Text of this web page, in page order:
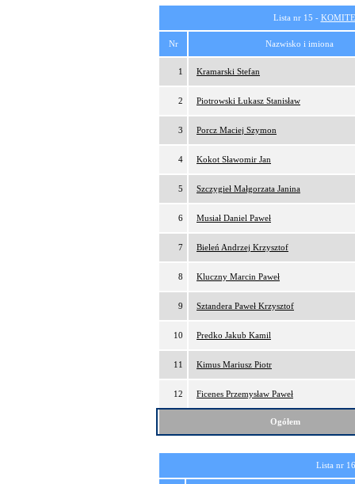
Lista nr 15 -
Nr Nazwisko i imiona
1 Kramarski Stefan
2 Piotrowski Łukasz Stanisław
3 Porcz Maciej Szymon
4 Kokot Sławomir Jan
5 Szczygieł Małgorzata Janina
6 Musiał Daniel Paweł
7 Bieleń Andrzej Krzysztof
8 Kluczny Marcin Paweł
9 Sztandera Paweł Krzysztof
10 Predko Jakub Kamil
11 Kimus Mariusz Piotr
12 Ficenes Przemysław Paweł
Ogółem
Lista nr